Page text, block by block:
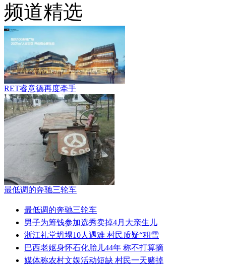
频道精选
RET睿意德再度牵手
最低调的奔驰三轮车
最低调的奔驰三轮车
男子为筹钱参加选秀卖掉4月大亲生儿
浙江礼堂坍塌10人遇难 村民质疑“积雪
巴西老妪身怀石化胎儿44年 称不打算摘
媒体称农村文娱活动短缺 村民一天赌掉